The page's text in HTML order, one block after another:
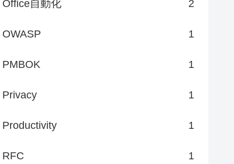
Office自動化 2
OWASP 1
PMBOK 1
Privacy 1
Productivity 1
RFC 1